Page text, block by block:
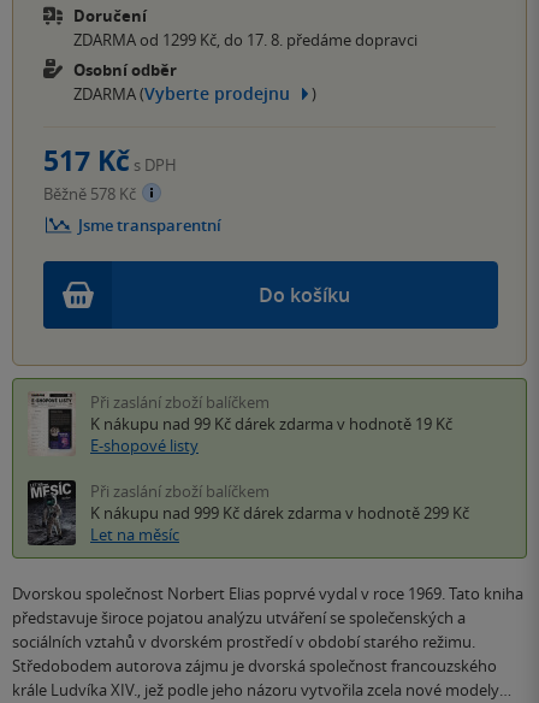
Doručení
ZDARMA od 1299 Kč, do 17. 8. předáme dopravci
Osobní odběr
ZDARMA (Vyberte prodejnu )
Do košíku
517 Kč s DPH
Běžně 578 Kč
Jsme transparentní
Při zaslání zboží balíčkem
K nákupu nad 99 Kč dárek zdarma v hodnotě 19 Kč
E-shopové listy
Při zaslání zboží balíčkem
K nákupu nad 999 Kč dárek zdarma v hodnotě 299 Kč
Let na měsíc
Dvorskou společnost Norbert Elias poprvé vydal v roce 1969. Tato kniha
představuje široce pojatou analýzu utváření se společenských a
sociálních vztahů v dvorském prostředí v období starého režimu.
Středobodem autorova zájmu je dvorská společnost francouzského
krále Ludvíka XIV., jež podle jeho názoru vytvořila zcela nové modely…